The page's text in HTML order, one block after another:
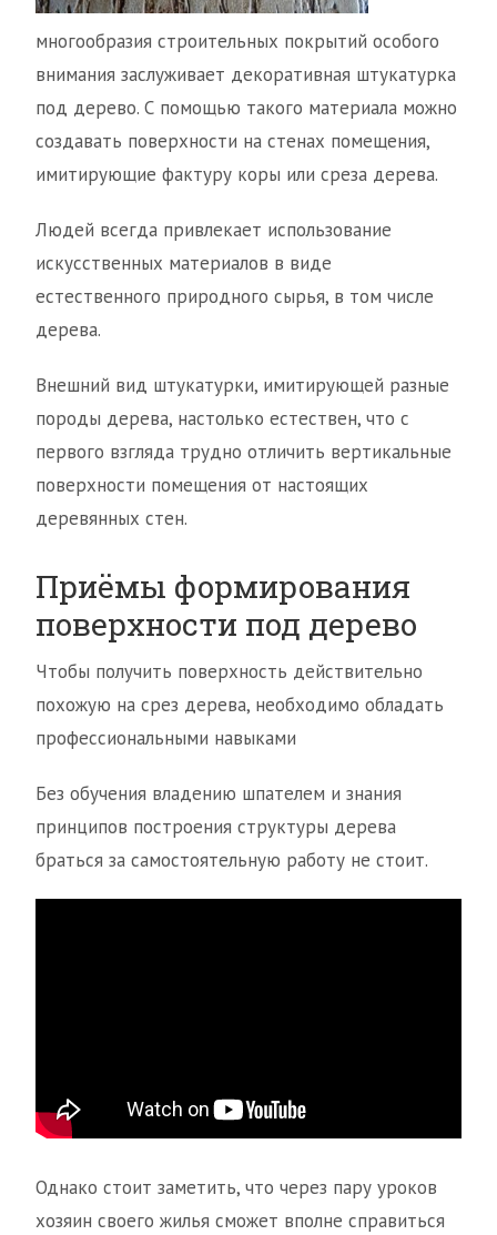
многообразия строительных покрытий особого
внимания заслуживает декоративная штукатурка
под дерево. С помощью такого материала можно
создавать поверхности на стенах помещения,
имитирующие фактуру коры или среза дерева.
Людей всегда привлекает использование
искусственных материалов в виде
естественного природного сырья, в том числе
дерева.
Внешний вид штукатурки, имитирующей разные
породы дерева, настолько естествен, что с
первого взгляда трудно отличить вертикальные
поверхности помещения от настоящих
деревянных стен.
Приёмы формирования
поверхности под дерево
Чтобы получить поверхность действительно
похожую на срез дерева, необходимо обладать
профессиональными навыками
Без обучения владению шпателем и знания
принципов построения структуры дерева
браться за самостоятельную работу не стоит.
Однако стоит заметить, что через пару уроков
хозяин своего жилья сможет вполне справиться